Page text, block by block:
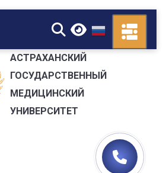
▼
АСТРАХАНСКИЙ
ГОСУДАРСТВЕННЫЙ
МЕДИЦИНСКИЙ
УНИВЕРСИТЕТ